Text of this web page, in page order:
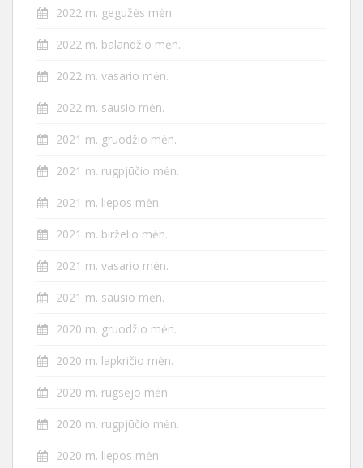
2022 m. gegužės mėn.
2022 m. balandžio mėn.
2022 m. vasario mėn.
2022 m. sausio mėn.
2021 m. gruodžio mėn.
2021 m. rugpjūčio mėn.
2021 m. liepos mėn.
2021 m. birželio mėn.
2021 m. vasario mėn.
2021 m. sausio mėn.
2020 m. gruodžio mėn.
2020 m. lapkričio mėn.
2020 m. rugsėjo mėn.
2020 m. rugpjūčio mėn.
2020 m. liepos mėn.